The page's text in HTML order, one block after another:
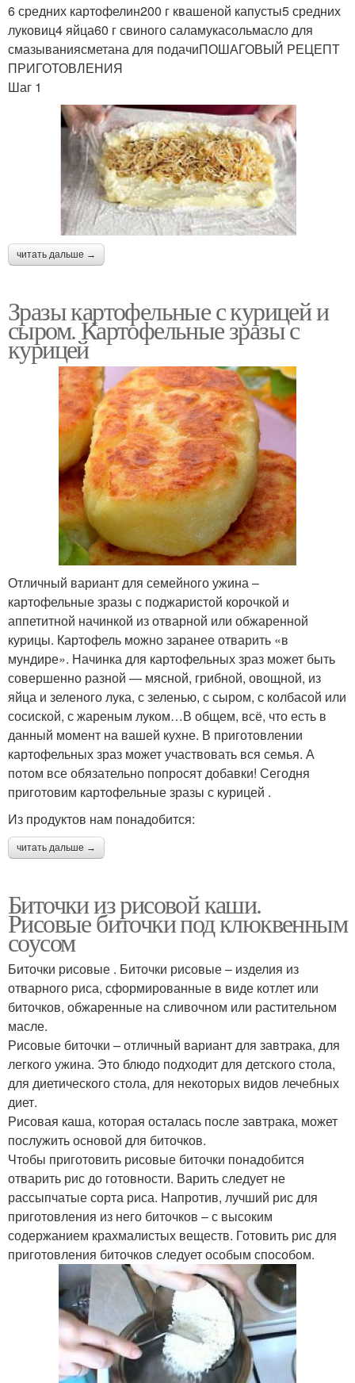
6 средних картофелин200 г квашеной капусты5 средних
луковиц4 яйца60 г свиного саламукасольмасло для
смазываниясметана для подачиПОШАГОВЫЙ РЕЦЕПТ
ПРИГОТОВЛЕНИЯ
Шаг 1
читать дальше →
Зразы картофельные с курицей и
сыром. Картофельные зразы с
курицей
Отличный вариант для семейного ужина –
картофельные зразы с поджаристой корочкой и
аппетитной начинкой из отварной или обжаренной
курицы. Картофель можно заранее отварить «в
мундире». Начинка для картофельных зраз может быть
совершенно разной — мясной, грибной, овощной, из
яйца и зеленого лука, с зеленью, с сыром, с колбасой или
сосиской, с жареным луком…В общем, всё, что есть в
данный момент на вашей кухне. В приготовлении
картофельных зраз может участвовать вся семья. А
потом все обязательно попросят добавки! Сегодня
приготовим картофельные зразы с курицей .
Из продуктов нам понадобится:
читать дальше →
Биточки из рисовой каши.
Рисовые биточки под клюквенным
соусом
Биточки рисовые . Биточки рисовые – изделия из
отварного риса, сформированные в виде котлет или
биточков, обжаренные на сливочном или растительном
масле.
Рисовые биточки – отличный вариант для завтрака, для
легкого ужина. Это блюдо подходит для детского стола,
для диетического стола, для некоторых видов лечебных
диет.
Рисовая каша, которая осталась после завтрака, может
послужить основой для биточков.
Чтобы приготовить рисовые биточки понадобится
отварить рис до готовности. Варить следует не
рассыпчатые сорта риса. Напротив, лучший рис для
приготовления из него биточков – с высоким
содержанием крахмалистых веществ. Готовить рис для
приготовления биточков следует особым способом.